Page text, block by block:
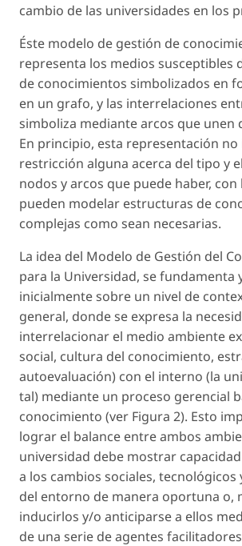
cambio de las universidades en los
Éste modelo de gestión de
representa los medios susceptibles
de conocimientos simbolizados en
en un grafo, y las interrelaciones
simboliza mediante arcos que unen
En principio, esta representación
restricción alguna acerca del tipo y
nodos y arcos que puede haber, con
pueden modelar estructuras de
complejas como sean necesarias.
La idea del Modelo de Gestión del
para la Universidad, se fundamenta
inicialmente sobre un nivel de
general, donde se expresa la
interrelacionar el medio ambiente
social, cultura del conocimiento,
autoevaluación) con el interno (la
tal) mediante un proceso gerencial
conocimiento (ver Figura 2). Esto
lograr el balance entre ambos
universidad debe mostrar
a los cambios sociales, tecnológicos
del entorno de manera oportuna o,
inducirlos y/o anticiparse a ellos
de una serie de agentes